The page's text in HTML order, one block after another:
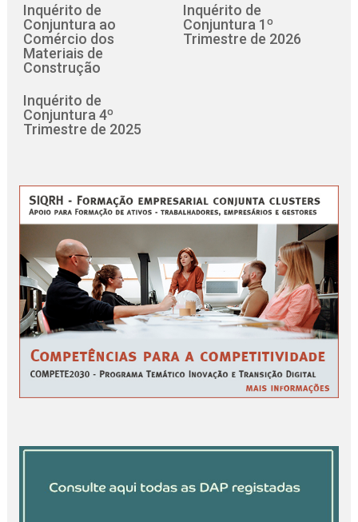
Inquérito de
Conjuntura ao
Comércio dos
Materiais de
Construção
Inquérito de
Conjuntura 1º
Trimestre de 2026
Inquérito de
Conjuntura 4º
Trimestre de 2025